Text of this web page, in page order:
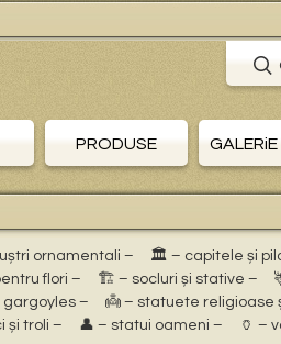
PRODUSE
ornamentali – 🏛 – capitele și
flori – 🏗 – socluri și stative –
– 👼 – statuete religioase
și troli –
👤 – statui oameni – 🏺 –